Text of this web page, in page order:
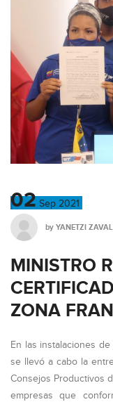
02 Sep 2021
by YANETZI
MINISTRO
ZONA
En las instalaciones
se llevó a cabo la
Consejos Productivos
empresas que